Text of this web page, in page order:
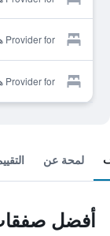
Provider for هوستل ذا لوكال
Provider for هوستل ذا لوكال
لمحة عن
أفضل